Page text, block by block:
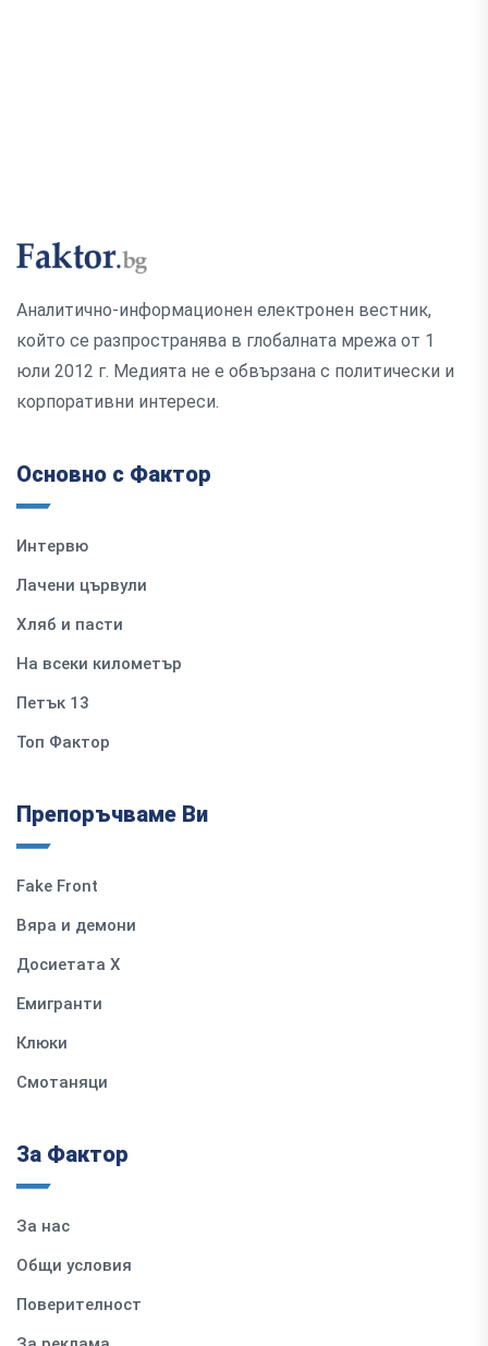
Аналитично-информационен електронен вестник,
който се разпространява в глобалната мрежа от 1
юли 2012 г. Медията не е обвързана с политически и
корпоративни интереси.
Основно с Фактор
Интервю
Лачени цървули
Хляб и пасти
На всеки километър
Петък 13
Топ Фактор
Препоръчваме Ви
Fake Front
Вяра и демони
Досиетата Х
Емигранти
Клюки
Смотаняци
За Фактор
За нас
Общи условия
Поверителност